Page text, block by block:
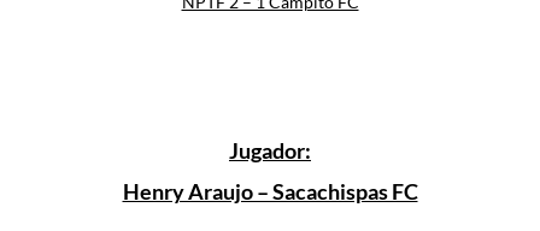
Jugador:
Henry Araujo – Sacachispas FC